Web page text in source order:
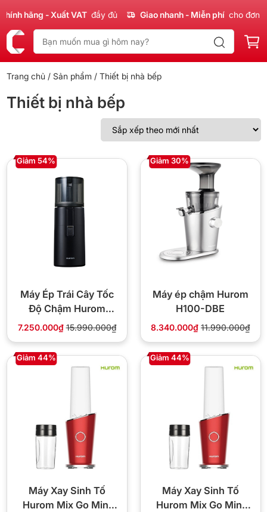
hãng - Xuất VAT đầy đủ Giao nhanh - Miễn phí cho đơn
Trang chủ / Sản phẩm / Thiết bị nhà bếp
Thiết bị nhà bếp
Giảm 54%
Máy Ép Trái Cây Tốc
Độ Chậm Hurom
H400 công suất
7.250.000₫ 15.990.000₫
Giảm 30%
Máy ép chậm Hurom
H100-DBE
8.340.000₫ 11.990.000₫
Giảm 44%
Máy Xay Sinh Tố
Hurom Mix Go Mini
Giảm 44%
Máy Xay Sinh Tố
Hurom Mix Go Mini